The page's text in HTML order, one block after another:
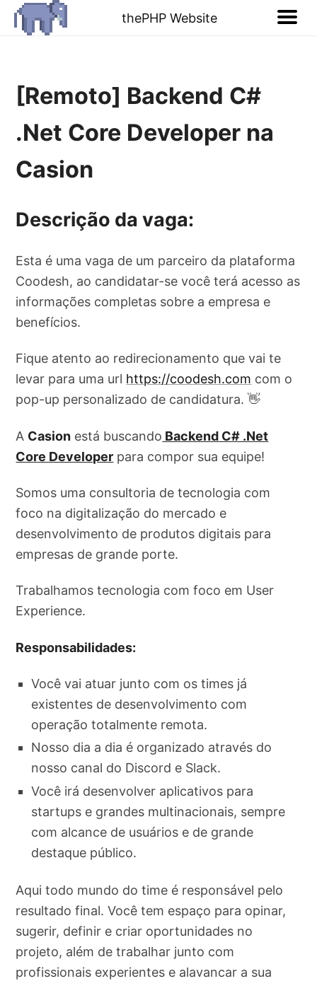
thePHP Website
[Remoto] Backend C#
.Net Core Developer na
Casion
Descrição da vaga:
Esta é uma vaga de um parceiro da plataforma
Coodesh, ao candidatar-se você terá acesso as
informações completas sobre a empresa e
benefícios.
Fique atento ao redirecionamento que vai te
levar para uma url https://coodesh.com com o
pop-up personalizado de candidatura. 👋
A Casion está buscando Backend C# .Net
Core Developer para compor sua equipe!
Somos uma consultoria de tecnologia com
foco na digitalização do mercado e
desenvolvimento de produtos digitais para
empresas de grande porte.
Trabalhamos tecnologia com foco em User
Experience.
Responsabilidades:
Você vai atuar junto com os times já
existentes de desenvolvimento com
operação totalmente remota.
Nosso dia a dia é organizado através do
nosso canal do Discord e Slack.
Você irá desenvolver aplicativos para
startups e grandes multinacionais, sempre
com alcance de usuários e de grande
destaque público.
Aqui todo mundo do time é responsável pelo
resultado final. Você tem espaço para opinar,
sugerir, definir e criar oportunidades no
projeto, além de trabalhar junto com
profissionais experientes e alavancar a sua